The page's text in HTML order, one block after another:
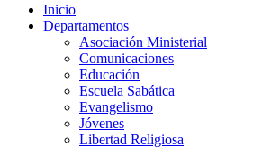
Inicio
Departamentos
Asociación Ministerial
Comunicaciones
Educación
Escuela Sabática
Evangelismo
Jóvenes
Libertad Religiosa